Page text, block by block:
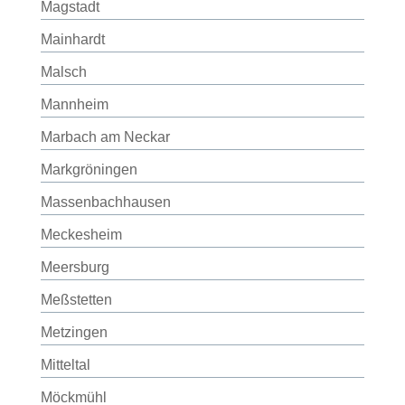
Magstadt
Mainhardt
Malsch
Mannheim
Marbach am Neckar
Markgröningen
Massenbachhausen
Meckesheim
Meersburg
Meßstetten
Metzingen
Mitteltal
Möckmühl